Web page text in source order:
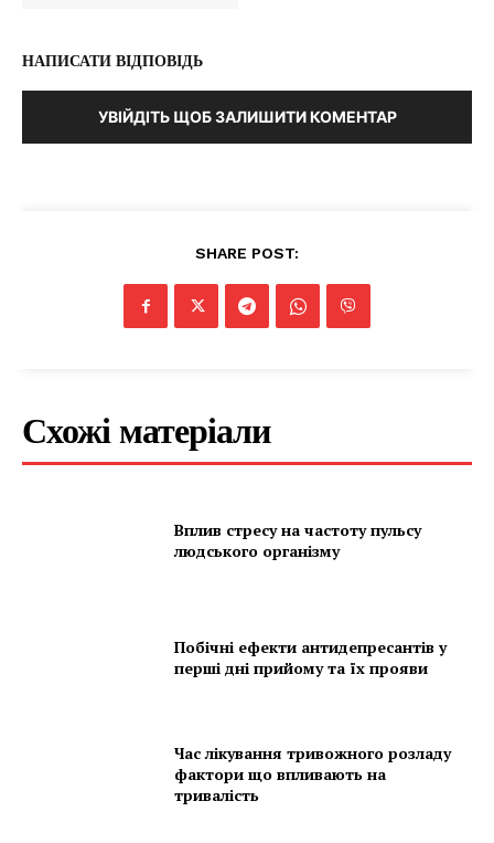
НАПИСАТИ ВІДПОВІДЬ
УВІЙДІТЬ ЩОБ ЗАЛИШИТИ КОМЕНТАР
SHARE POST:
Схожі матеріали
Вплив стресу на частоту пульсу
людського організму
Побічні ефекти антидепресантів у
перші дні прийому та їх прояви
Час лікування тривожного розладу
фактори що впливають на
тривалість